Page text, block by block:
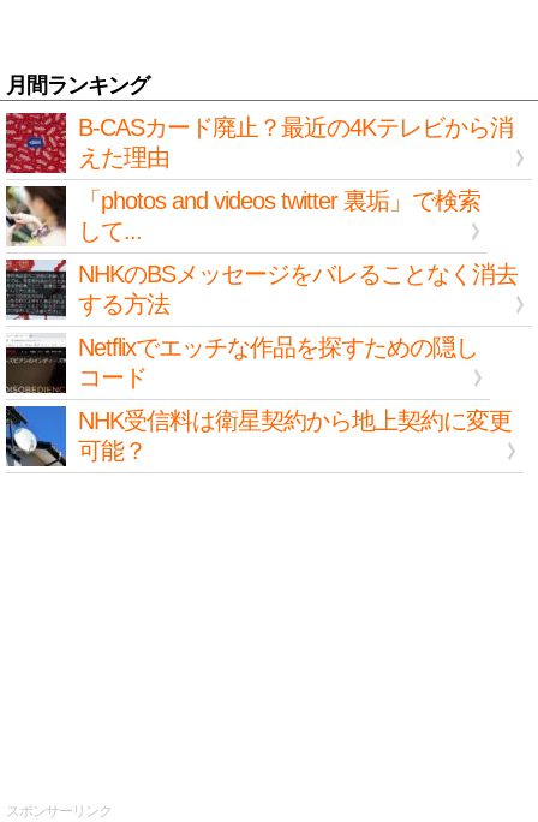
月間ランキング
B-CASカード廃止？最近の4Kテレビから消
えた理由
「photos and videos twitter 裏垢」で検索
して...
NHKのBSメッセージをバレることなく消去
する方法
Netflixでエッチな作品を探すための隠し
コード
NHK受信料は衛星契約から地上契約に変更
可能？
スポンサーリンク